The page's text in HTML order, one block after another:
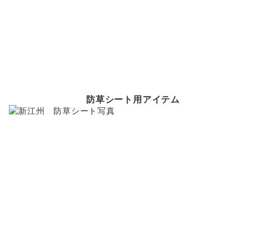
防草シート用アイテム